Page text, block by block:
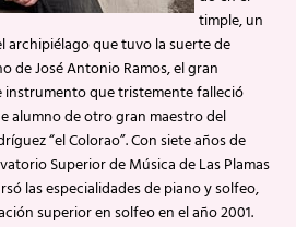
timple, un
que tuvo la suerte de
de José Antonio Ramos, el gran
instrumento que tristemente falleció
alumno de otro gran maestro del
“el Colorao”. Con siete años de
Superior de Música de Las Plamas
las especialidades de piano y solfeo,
superior en solfeo en el año 2001.